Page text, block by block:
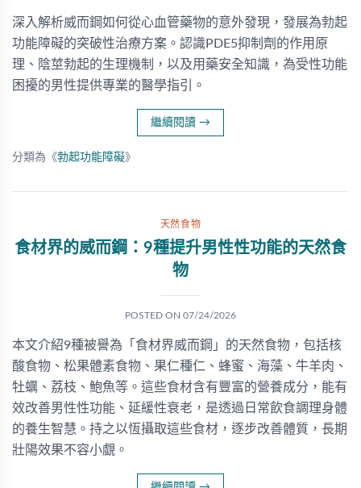
深入解析威而鋼如何從心血管藥物的意外發現，發展為勃起
功能障礙的突破性治療方案。認識PDE5抑制劑的作用原
理、陰莖勃起的生理機制，以及用藥安全知識，為受性功能
困擾的男性提供專業的醫學指引。
繼續閱讀 →
分類為《勃起功能障礙》
天然食物
食材界的威而鋼：9種提升男性性功能的天然食
物
POSTED ON 07/24/2026
本文介紹9種被譽為「食材界威而鋼」的天然食物，包括核
酸食物、松果體素食物、果仁種仁、蜂蜜、海藻、牛羊肉、
牡蠣、荔枝、鮑魚等。這些食材含有豐富的營養成分，能有
效改善男性性功能、延緩性衰老，是透過日常飲食調理身體
的養生智慧。持之以恆攝取這些食材，逐步改善體質，長期
壯陽效果不容小覷。